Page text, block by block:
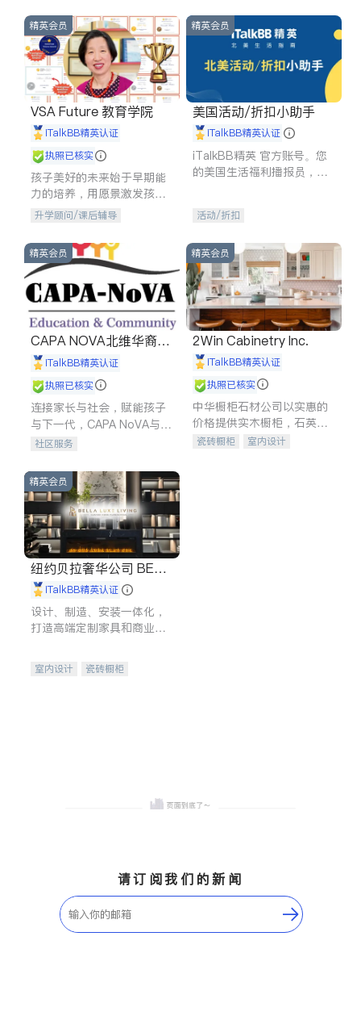
精英会员
VSA Future 教育学院
iTalkBB精英认证
执照已核实
孩子美好的未来始于早期能
力的培养，用愿景激发孩子
的学习潜力和动力。理念：
石。
升学顾问/课后辅导
精英会员
美国活动/折扣小助手
iTalkBB精英认证
iTalkBB精英 官方账号。您
的美国生活福利播报员，精
专属福利。
活动/折扣
精英会员
CAPA NOVA北维华裔家
长会iTalkBB精英认证
执照已核实
连接家长与社会，赋能孩子
与下一代，CAPA NoVA与您
携手建设包容、公平、充满
社区服务
精英会员
2Win Cabinetry Inc.
iTalkBB精英认证
执照已核实
中华橱柜石材公司以实惠的
价格提供实木橱柜，石英石
台面，多种优质不锈钢水
瓷砖橱柜
室内设计
精英会员
纽约贝拉奢华公司 BELL
A LUXE
iTalkBB精英认证
设计、制造、安装一体化，
打造高端定制家具和商业空
室内设计
瓷砖橱柜
请订阅我们的新闻